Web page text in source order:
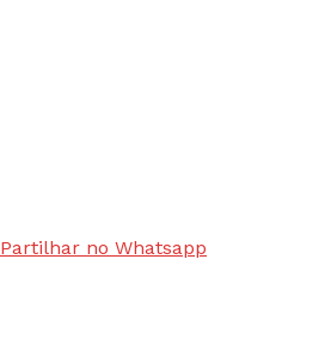
Partilhar no Whatsapp